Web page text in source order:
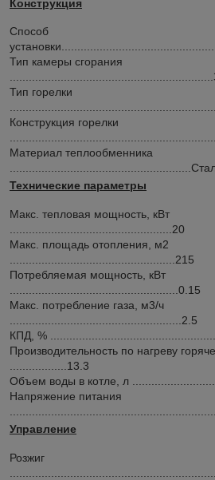
Конструкция
Способ
установки
Тип камеры сгорания
Тип горелки
Конструкция горелки
Материал теплообменника
Технические параметры
Макc. тепловая мощность, кВт
...................................................20
Макс. площадь отопления, м2
....................................................215
Потребляемая мощность, кВт
.....................................................0.15
Макс. потребление газа, м3/ч
......................................................2.5
КПД, %
Производительность по нагреву
..................13.3
Объем воды в котле, л
Напряжение питания
Управление
Розжиг